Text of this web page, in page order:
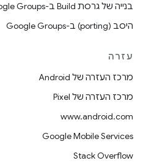
בנייה של גרסת Build ב-Google Groups
היסב (porting) ב-Google Groups
עזרה
מרכז העזרה של Android
מרכז העזרה של Pixel
www.android.com
Google Mobile Services
Stack Overflow